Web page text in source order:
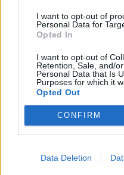
I want to opt-out of
Personal Data for
Opted In
I want to opt-out of
Retention, Sale, and/
Personal Data that Is
Purposes for which it
Opted Out
CONFIRM
Data Deletion
04/08/2026 - 07:01